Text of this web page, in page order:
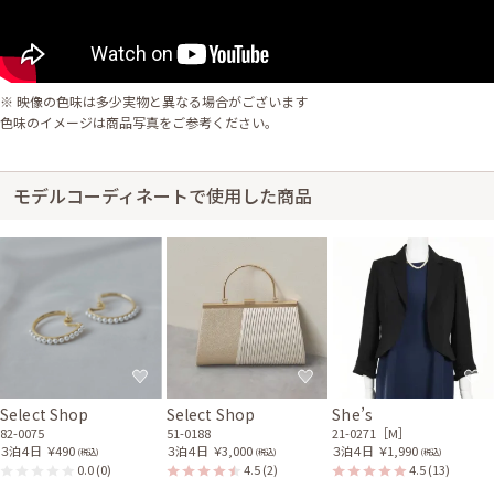
※ 映像の色味は多少実物と異なる場合がございます
色味のイメージは商品写真をご参考ください。
モデルコーディネートで使用した商品
Select Shop
82-0075
３泊４日 ￥490 (税込)
0.0(0)
Select Shop
51-0188
３泊４日 ￥3,000 (税込)
4.5(2)
She’s
21-0271［M］
３泊４日 ￥1,990 (税込)
4.5(13)